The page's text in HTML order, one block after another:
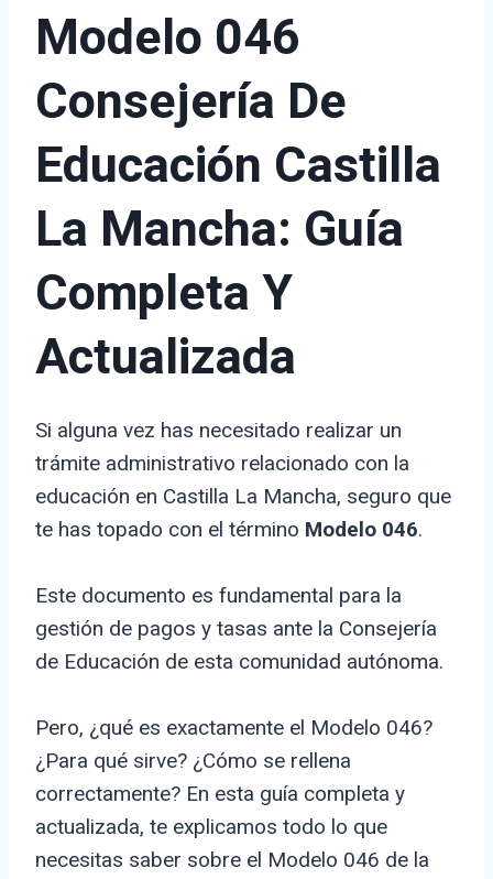
Modelo 046
Consejería De
Educación Castilla
La Mancha: Guía
Completa Y
Actualizada
Si alguna vez has necesitado realizar un
trámite administrativo relacionado con la
educación en Castilla La Mancha, seguro que
te has topado con el término Modelo 046.
Este documento es fundamental para la
gestión de pagos y tasas ante la Consejería
de Educación de esta comunidad autónoma.
Pero, ¿qué es exactamente el Modelo 046?
¿Para qué sirve? ¿Cómo se rellena
correctamente? En esta guía completa y
actualizada, te explicamos todo lo que
necesitas saber sobre el Modelo 046 de la